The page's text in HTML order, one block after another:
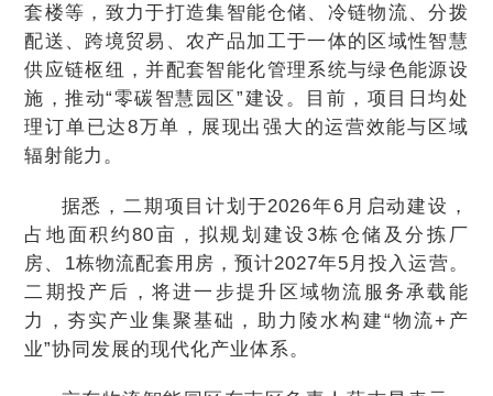
套楼等，致力于打造集智能仓储、冷链物流、分拨
配送、跨境贸易、农产品加工于一体的区域性智慧
供应链枢纽，并配套智能化管理系统与绿色能源设
施，推动“零碳智慧园区”建设。目前，项目日均处
理订单已达8万单，展现出强大的运营效能与区域
辐射能力。
据悉，二期项目计划于2026年6月启动建设，
占地面积约80亩，拟规划建设3栋仓储及分拣厂
房、1栋物流配套用房，预计2027年5月投入运营。
二期投产后，将进一步提升区域物流服务承载能
力，夯实产业集聚基础，助力陵水构建“物流+产
业”协同发展的现代化产业体系。